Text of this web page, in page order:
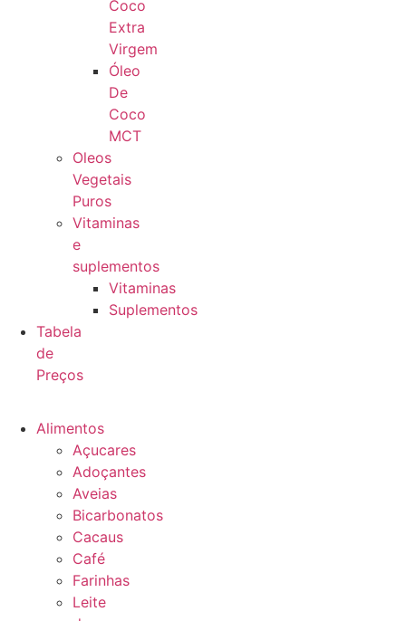
Coco
Extra
Virgem
Óleo
De
Coco
MCT
Oleos
Vegetais
Puros
Vitaminas
e
suplementos
Vitaminas
Suplementos
Tabela
de
Preços
Alimentos
Açucares
Adoçantes
Aveias
Bicarbonatos
Cacaus
Café
Farinhas
Leite